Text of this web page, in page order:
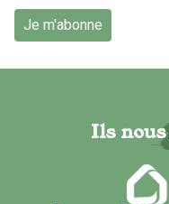
Je m'abonne
Ils